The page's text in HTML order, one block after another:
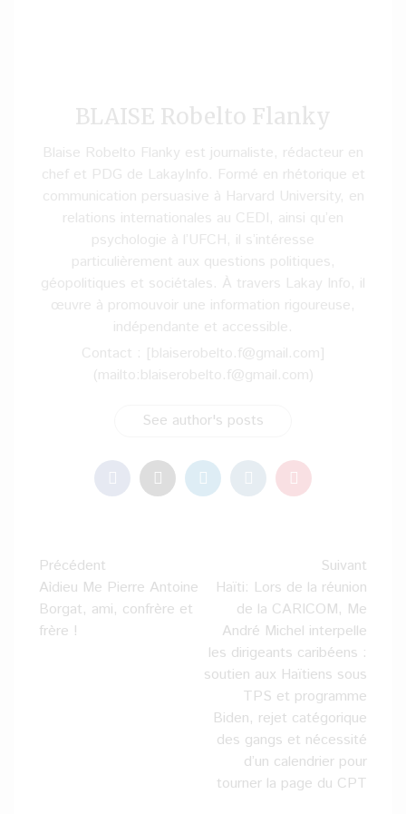
BLAISE Robelto Flanky
Blaise Robelto Flanky est journaliste, rédacteur en
chef et PDG de LakayInfo. Formé en rhétorique et
communication persuasive à Harvard University, en
relations internationales au CEDI, ainsi qu’en
psychologie à l’UFCH, il s’intéresse
particulièrement aux questions politiques,
géopolitiques et sociétales. À travers Lakay Info, il
œuvre à promouvoir une information rigoureuse,
indépendante et accessible.
Contact : [blaiserobelto.f@gmail.com]
(mailto:blaiserobelto.f@gmail.com)
See author's posts
Navigation
d’article
Précédent
Aìdieu Me Pierre Antoine
Borgat, ami, confrère et
frère !
Suivant
Haïti: Lors de la réunion
de la CARICOM, Me
André Michel interpelle
les dirigeants caribéens :
soutien aux Haïtiens sous
TPS et programme
Biden, rejet catégorique
des gangs et nécessité
d’un calendrier pour
tourner la page du CPT